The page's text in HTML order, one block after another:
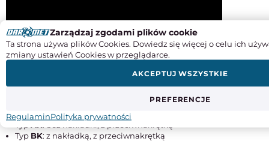
Warianty wykonania:
: bez nakładki, bez przeciwnakrętki
TypB: z nakładką, bez przeciwnakrętki
Typ BK: z nakładką, z przeciwnakrętką
Zarządzaj zgodami plików cookie
Ta strona używa plików Cookies. Dowiedz się więcej o celu ich
zmiany ustawień Cookies w przeglądarce.
PREFERENCJE
AKCEPTUJ WSZYSTKIE
RegulaminPolityka prywatności